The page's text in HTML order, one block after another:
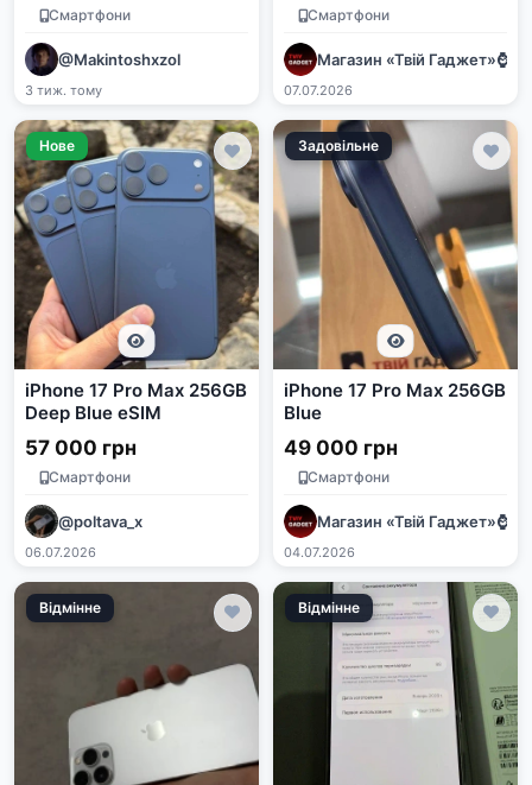
Смартфони
@Makintoshxzol
3 тиж. тому
Смартфони
Магазин «Твій
07.07.2026
Нове
iPhone 17 Pro Max 256GB
Deep Blue eSIM
57 000 грн
Смартфони
@poltava_x
06.07.2026
Задовільне
iPhone 17 Pro Max 256GB
Blue
49 000 грн
Смартфони
Магазин «Твій
04.07.2026
Відмінне Відмінне